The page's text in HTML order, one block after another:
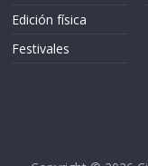
Edición física
Festivales